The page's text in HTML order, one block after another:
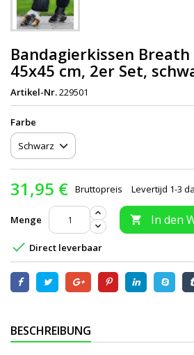
Bandagierkissen
45x45 cm, 2er Set,
Artikel-Nr.229501
Farbe
31,95 € Bruttopreis Levertijd 1-3
Menge  In den
 Direct leverbaar
BESCHREIBUNG